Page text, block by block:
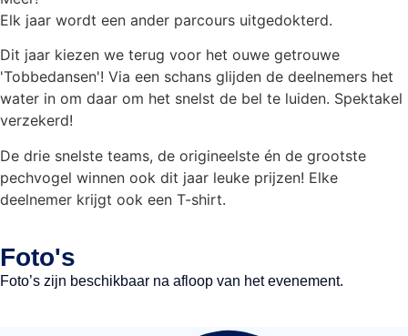
Elk jaar wordt een ander parcours uitgedokterd.
Dit jaar kiezen we terug voor het ouwe getrouwe
'Tobbedansen'! Via een schans glijden de deelnemers het
water in om daar om het snelst de bel te luiden. Spektakel
verzekerd!
De drie snelste teams, de origineelste én de grootste
pechvogel winnen ook dit jaar leuke prijzen! Elke
deelnemer krijgt ook een T-shirt.
Foto's
Foto’s zijn beschikbaar na afloop van het evenement.